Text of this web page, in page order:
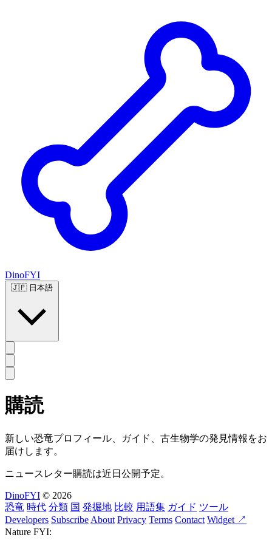
DinoFYI
🇯🇵 日本語
購読
新しい恐竜プロフィール、ガイド、古生物学の発見情報をお
届けします。
ニュースレター購読は近日公開予定。
DinoFYI © 2026
恐竜 時代 分類 国 発掘地 比較 用語集 ガイド ツール
Developers Subscribe About Privacy Terms Contact Widget ↗
Nature FYI: